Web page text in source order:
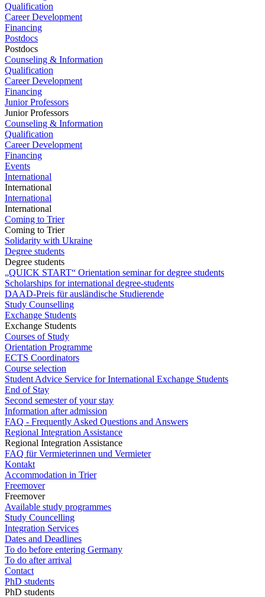
Qualification
Career Development
Financing
Postdocs
Postdocs
Counseling & Information
Qualification
Career Development
Financing
Junior Professors
Junior Professors
Counseling & Information
Qualification
Career Development
Financing
Events
International
International
International
International
Coming to Trier
Coming to Trier
Solidarity with Ukraine
Degree students
Degree students
„QUICK START“ Orientation seminar for degree students
Scholarships for international degree-students
DAAD-Preis für ausländische Studierende
Study Counselling
Exchange Students
Exchange Students
Courses of Study
Orientation Programme
ECTS Coordinators
Course selection
Student Advice Service for International Exchange Students
End of Stay
Second semester of your stay
Information after admission
FAQ - Frequently Asked Questions and Answers
Regional Integration Assistance
Regional Integration Assistance
FAQ für Vermieterinnen und Vermieter
Kontakt
Accommodation in Trier
Freemover
Freemover
Available study programmes
Study Councelling
Integration Services
Dates and Deadlines
To do before entering Germany
To do after arrival
Contact
PhD students
PhD students